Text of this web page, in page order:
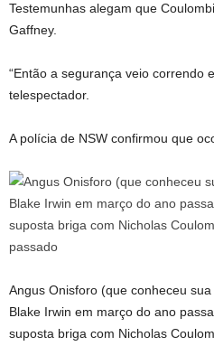
Testemunhas alegam que
Gaffney.
“Então a segurança veio correndo
telespectador.
A polícia de NSW confirmou que
Angus Onisforo (que conheceu
Blake Irwin em março do ano
suposta briga com Nicholas